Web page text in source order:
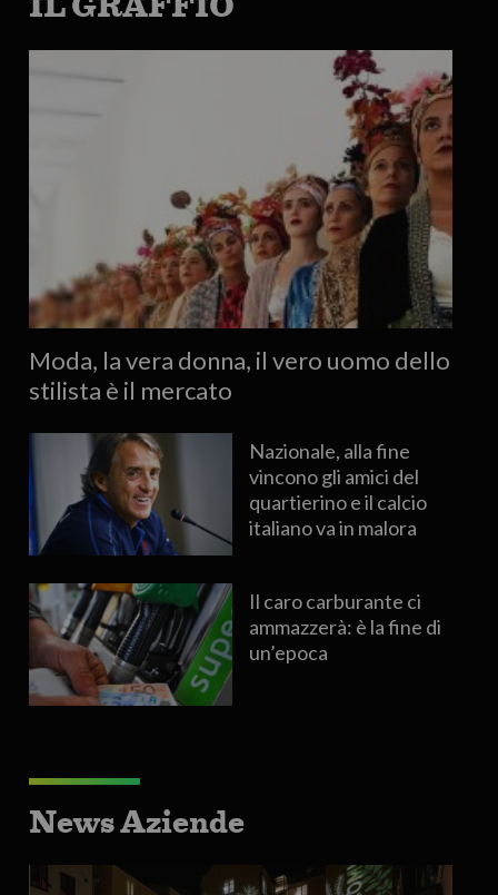
Moda, la vera donna, il vero uomo dello
stilista è il mercato
Nazionale, alla fine
vincono gli amici del
quartierino e il calcio
italiano va in malora
Il caro carburante ci
ammazzerà: è la fine di
un’epoca
News Aziende